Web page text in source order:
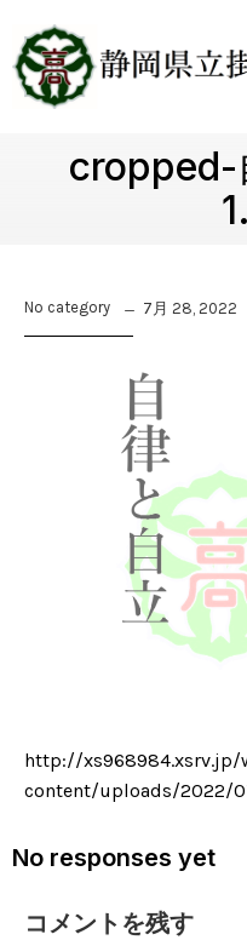
cropped-
No category 7月 28, 2022
http://xs968984.xsrv.jp/
content/uploads/2022/
No responses yet
コメントを残す